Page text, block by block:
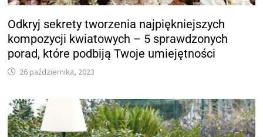
Odkryj sekrety tworzenia najpiękniejszych
kompozycji kwiatowych – 5 sprawdzonych
porad, które podbiją Twoje umiejętności
26 października, 2023